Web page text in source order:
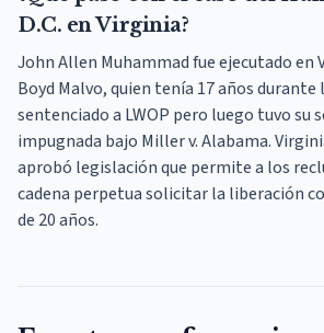
D.C. en Virginia?
John Allen Muhammad fue ejecutado en
Boyd Malvo, quien tenía 17 años durante
sentenciado a LWOP pero luego tuvo su
impugnada bajo Miller v. Alabama.
aprobó legislación que permite a los
cadena perpetua solicitar la liberación
de 20 años.